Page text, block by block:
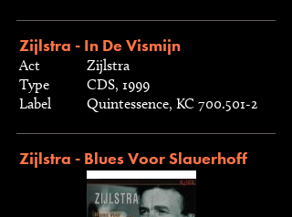
Zijlstra - In De Vismijn
Act
Zijlstra
Type
CDS, 1999
Label
Quintessence, KC 700.501-2
Zijlstra - Blues Voor Slauerhoff